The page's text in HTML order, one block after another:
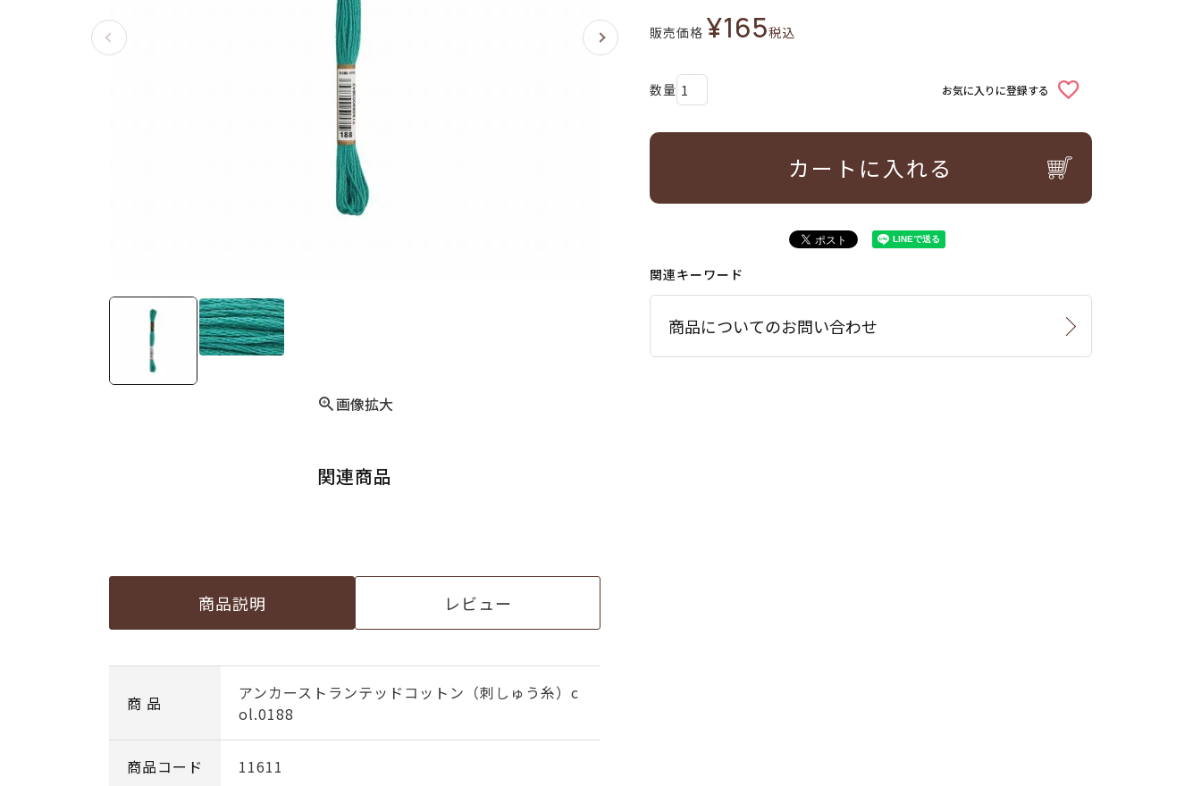
画像拡大
関連商品
商品説明 レビュー
商 品
アンカーストランテッドコットン（刺しゅう糸）c
ol.0188
商品コード 11611
販売価格 ¥165税込
お気に入りに登録する
カートに入れる
関連キーワード
商品についてのお問い合わせ